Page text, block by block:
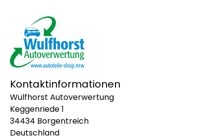
Kontaktinformationen
Wulfhorst Autoverwertung
Keggenriede 1
34434 Borgentreich
Deutschland